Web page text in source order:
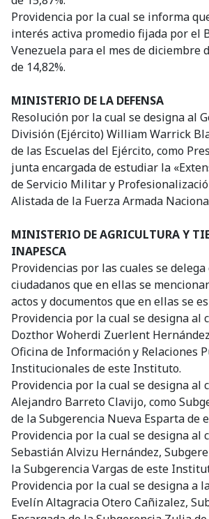
Providencia por la cual se informa
interés activa promedio fijada por el
Venezuela para el mes de diciembre
de 14,82%.
MINISTERIO DE LA DEFENSA
Resolución por la cual se designa al
División (Ejército) William Warrick
de las Escuelas del Ejército, como
junta encargada de estudiar la
de Servicio Militar y
Alistada de la Fuerza Armada
MINISTERIO DE AGRICULTURA Y
INAPESCA
Providencias por las cuales se delega
ciudadanos que en ellas se
actos y documentos que en ellas se
Providencia por la cual se designa al
Dozthor Woherdi Zuerlent
Oficina de Información y Relaciones
Institucionales de este Instituto.
Providencia por la cual se designa al
Alejandro Barreto Clavijo, como
de la Subgerencia Nueva Esparta de
Providencia por la cual se designa al
Sebastián Alvizu Hernández,
la Subgerencia Vargas de este
Providencia por la cual se designa a
Evelín Altagracia Otero Cañizalez,